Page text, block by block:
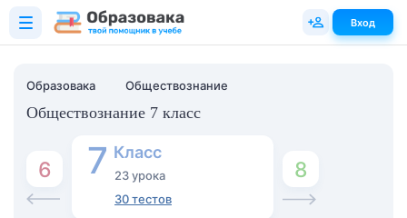
Образовака Обществознание
Обществознание 7 класс
6 7 Класс
23 урока
30 тестов
8
Вход